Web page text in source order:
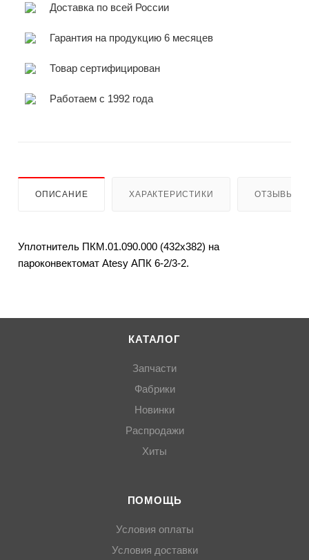
Доставка по всей России
Гарантия на продукцию 6 месяцев
Товар сертифицирован
Работаем с 1992 года
ОПИСАНИЕ ХАРАКТЕРИСТИКИ ОТЗЫВЫ
Уплотнитель ПКМ.01.090.000 (432х382) на
пароконвектомат Atesy АПК 6-2/3-2.
КАТАЛОГ
Запчасти
Фабрики
Новинки
Распродажи
Хиты
ПОМОЩЬ
Условия оплаты
Условия доставки